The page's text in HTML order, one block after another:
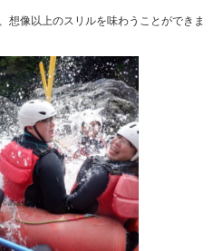
想像以上のスリルを味わうことができま